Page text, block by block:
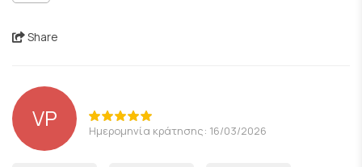
Share
VP Ημερομηνία κράτησης: 16/03/2026